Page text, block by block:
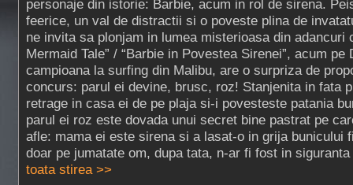
personaje din istorie: Barbie, acum in rol de sirena.
feerice, un val de distractii si o poveste plina de
ne invita sa plonjam in lumea misterioasa din adancuri
Mermaid Tale” / “Barbie in Povestea Sirenei”, acum pe
campioana la surfing din Malibu, are o surpriza de
concurs: parul ei devine, brusc, roz! Stanjenita in fata
retrage in casa ei de pe plaja si-i povesteste patania
parul ei roz este dovada unui secret bine pastrat pe
afle: mama ei este sirena si a lasat-o in grija bunicului
doar pe jumatate om, dupa tata, n-ar fi fost in
toata stirea >>